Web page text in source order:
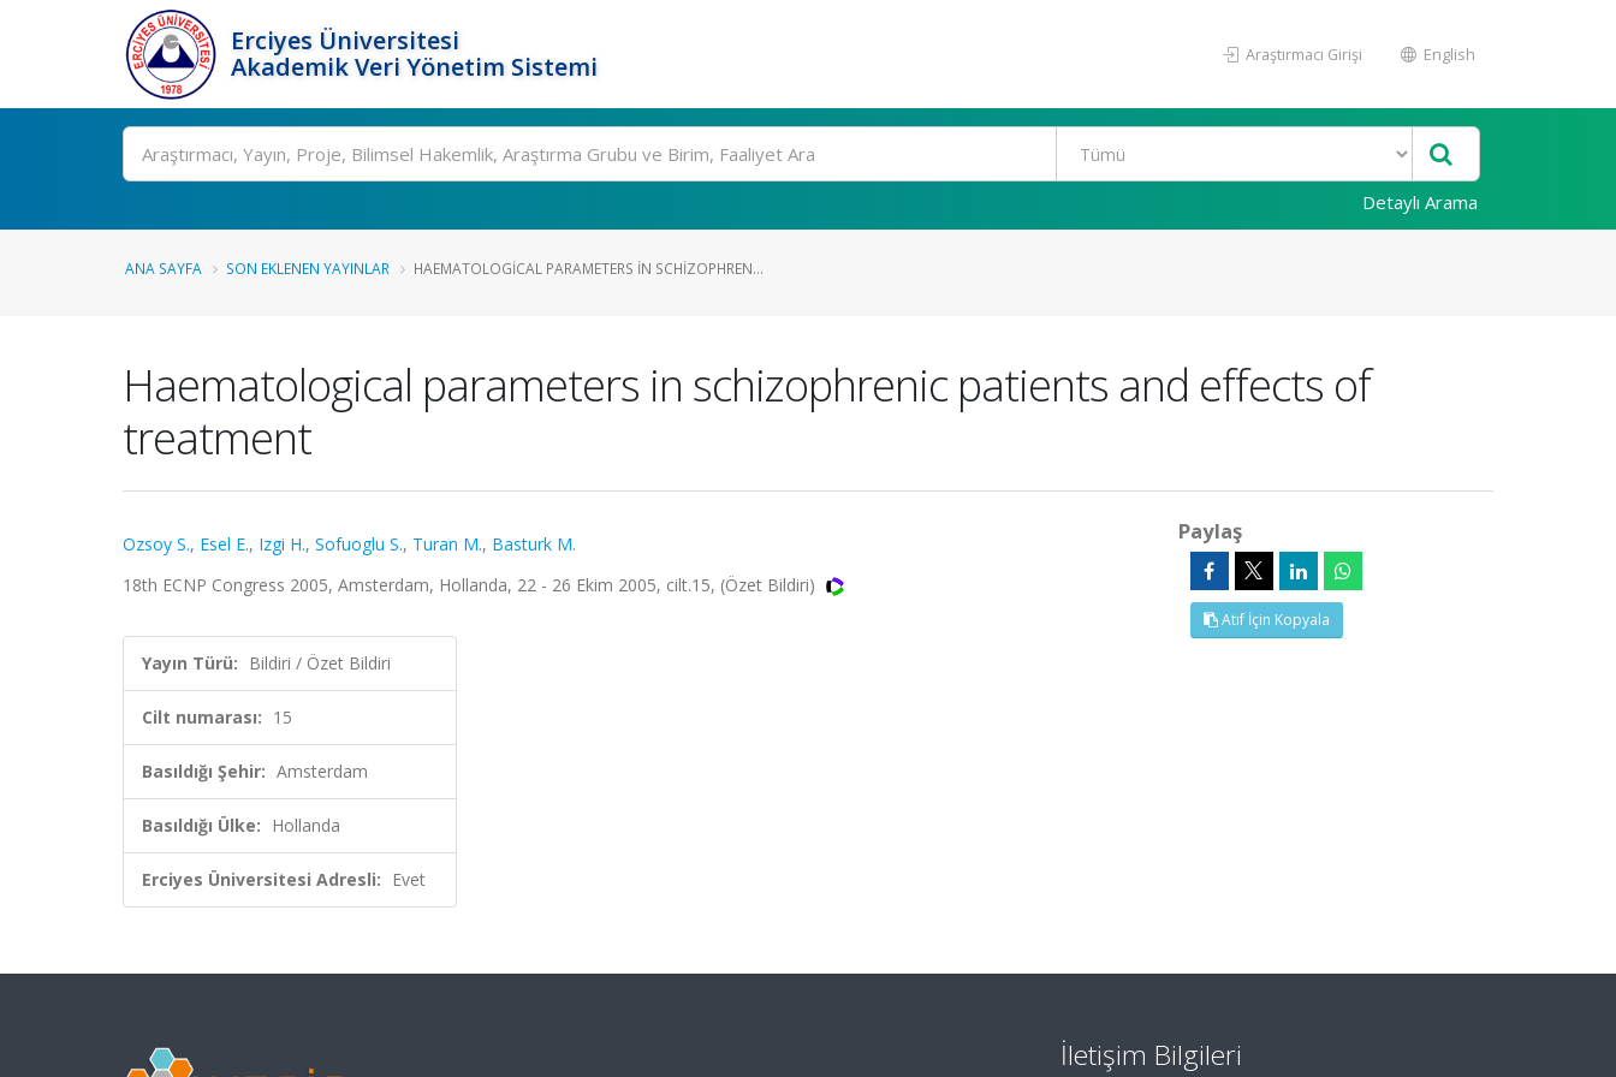
Erciyes Üniversitesi
Akademik Veri Yönetim Sistemi
Araştırmacı Girişi English
Ara
Detaylı Arama
ANA SAYFA SON EKLENEN YAYINLAR HAEMATOLOGICAL PARAMETERS IN SCHIZOPHREN...
Haematological parameters in schizophrenic patients and effects of
treatment
Ozsoy S., Esel E., Izgi H., Sofuoglu S., Turan M., Basturk M.
18th ECNP Congress 2005, Amsterdam, Hollanda, 22 - 26 Ekim 2005, cilt.15, (Özet Bildiri)
Yayın Türü: Bildiri / Özet Bildiri
Cilt numarası: 15
Basıldığı Şehir: Amsterdam
Basıldığı Ülke: Hollanda
Erciyes Üniversitesi Adresli: Evet
Paylaş
Atıf İçin Kopyala
İletişim Bilgileri